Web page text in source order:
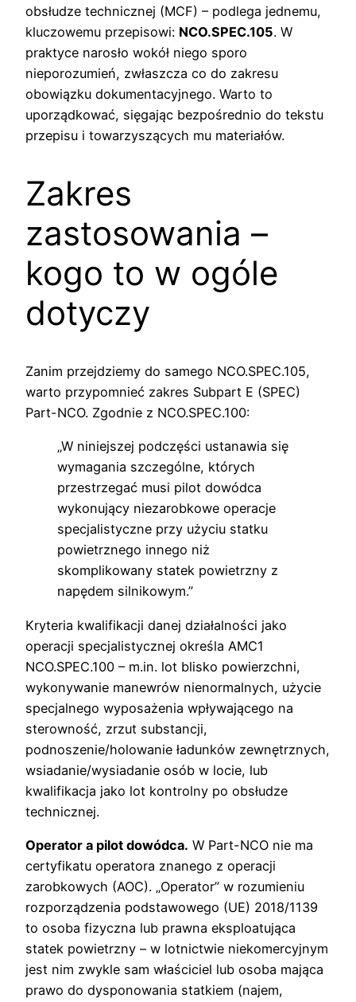
obsłudze technicznej (MCF) – podlega jednemu,
kluczowemu przepisowi: NCO.SPEC.105. W
praktyce narosło wokół niego sporo
nieporozumień, zwłaszcza co do zakresu
obowiązku dokumentacyjnego. Warto to
uporządkować, sięgając bezpośrednio do tekstu
przepisu i towarzyszących mu materiałów.
Zakres
zastosowania –
kogo to w ogóle
dotyczy
Zanim przejdziemy do samego NCO.SPEC.105,
warto przypomnieć zakres Subpart E (SPEC)
Part-NCO. Zgodnie z NCO.SPEC.100:
„W niniejszej podczęści ustanawia się
wymagania szczególne, których
przestrzegać musi pilot dowódca
wykonujący niezarobkowe operacje
specjalistyczne przy użyciu statku
powietrznego innego niż
skomplikowany statek powietrzny z
napędem silnikowym.”
Kryteria kwalifikacji danej działalności jako
operacji specjalistycznej określa AMC1
NCO.SPEC.100 – m.in. lot blisko powierzchni,
wykonywanie manewrów nienormalnych, użycie
specjalnego wyposażenia wpływającego na
sterowność, zrzut substancji,
podnoszenie/holowanie ładunków zewnętrznych,
wsiadanie/wysiadanie osób w locie, lub
kwalifikacja jako lot kontrolny po obsłudze
technicznej.
Operator a pilot dowódca. W Part-NCO nie ma
certyfikatu operatora znanego z operacji
zarobkowych (AOC). „Operator” w rozumieniu
rozporządzenia podstawowego (UE) 2018/1139
to osoba fizyczna lub prawna eksploatująca
statek powietrzny – w lotnictwie niekomercyjnym
jest nim zwykle sam właściciel lub osoba mająca
prawo do dysponowania statkiem (najem,